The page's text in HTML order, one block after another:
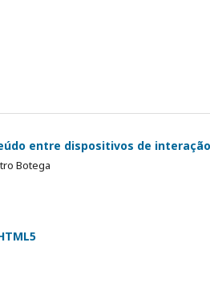
entre dispositivos de
Botega